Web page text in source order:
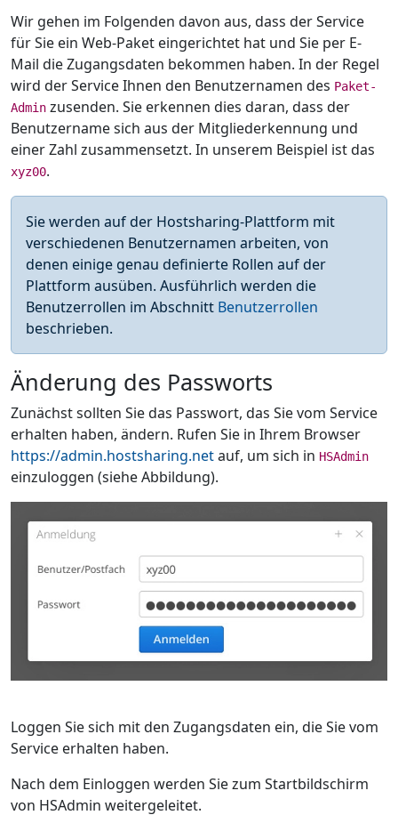
Wir gehen im Folgenden davon aus, dass der Service
für Sie ein Web-Paket eingerichtet hat und Sie per E-
Mail die Zugangsdaten bekommen haben. In der Regel
wird der Service Ihnen den Benutzernamen des Paket-
Admin zusenden. Sie erkennen dies daran, dass der
Benutzername sich aus der Mitgliederkennung und
einer Zahl zusammensetzt. In unserem Beispiel ist das
xyz00.
Sie werden auf der Hostsharing-Plattform mit
verschiedenen Benutzernamen arbeiten, von
denen einige genau definierte Rollen auf der
Plattform ausüben. Ausführlich werden die
Benutzerrollen im Abschnitt Benutzerrollen
beschrieben.
Änderung des Passworts
Zunächst sollten Sie das Passwort, das Sie vom Service
erhalten haben, ändern. Rufen Sie in Ihrem Browser
https://admin.hostsharing.netauf, um sich in HSAdmin
einzuloggen (siehe Abbildung).
Loggen Sie sich mit den Zugangsdaten ein, die Sie vom
Service erhalten haben.
Nach dem Einloggen werden Sie zum Startbildschirm
von HSAdmin weitergeleitet.